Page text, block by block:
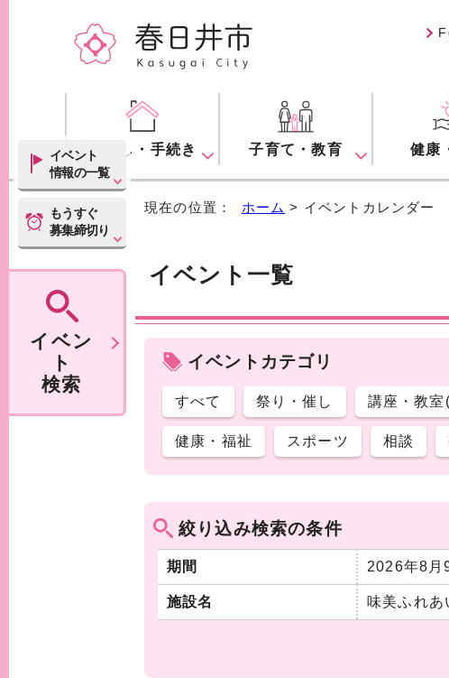
くらし・手続き 子育て・教育 健康
現在の位置： ホーム > イベントカレンダー
イベント一覧
イベントカテゴリ
すべて 祭り・催し 講座・教
健康・福祉 スポーツ 相談
イベント
情報の一覧
もうすぐ
募集締切り
イベン
ト
検索
絞り込み検索の条件
期間 2026年8月
施設名 味美ふれあ